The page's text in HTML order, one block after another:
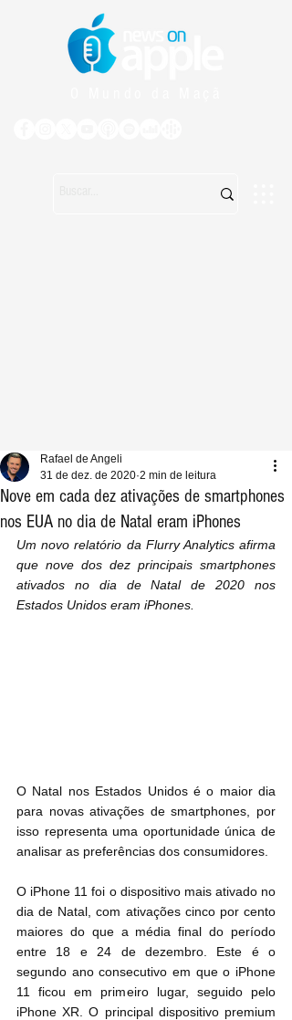
Nove em cada dez ativações de smartphones
nos EUA no dia de Natal eram iPhones
Rafael de Angeli
31 de dez. de 2020 2 min de leitura
Um novo relatório da Flurry Analytics afirma
que nove dos dez principais smartphones
ativados no dia de Natal de 2020 nos
Estados Unidos eram iPhones.
O Natal nos Estados Unidos é o maior dia
para novas ativações de smartphones, por
isso representa uma oportunidade única de
analisar as preferências dos consumidores.
O iPhone 11 foi o dispositivo mais ativado no
dia de Natal, com ativações cinco por cento
maiores do que a média final do período
entre 18 e 24 de dezembro. Este é o
segundo ano consecutivo em que o iPhone
11 ficou em primeiro lugar, seguido pelo
iPhone XR. O principal dispositivo premium